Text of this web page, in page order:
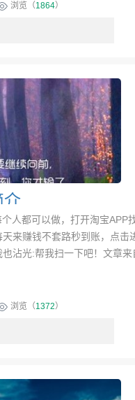
浏览（1864）
介
人都可以做，打开淘宝APP
来赚钱不套路秒到账，点击
沾光:帮我扫一下吧！文章
浏览（1372）